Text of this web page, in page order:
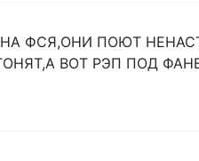
ОНА ФСЯ,ОНИ ПОЮТ
ВОТ РЭП ПОД